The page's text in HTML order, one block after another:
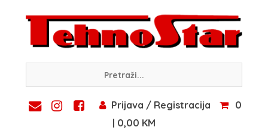
content
Prijava / Registracija
0
| 0,00 KM